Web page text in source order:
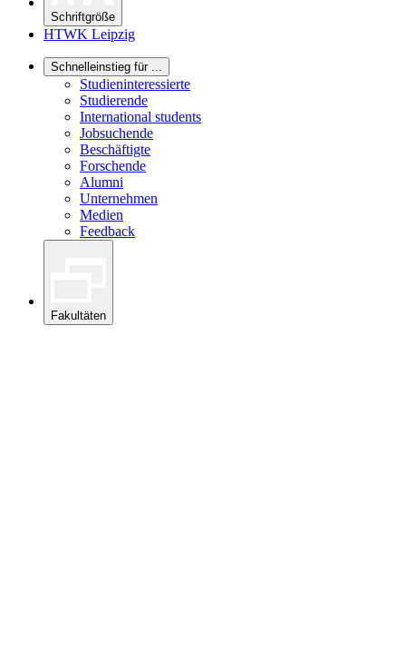
Schriftgröße
HTWK Leipzig
Schnelleinstieg für ...
Studieninteressierte
Studierende
International students
Jobsuchende
Beschäftigte
Forschende
Alumni
Unternehmen
Medien
Feedback
Fakultäten